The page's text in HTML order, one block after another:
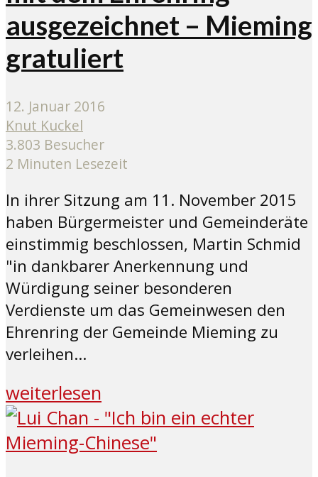
ausgezeichnet – Mieming
gratuliert
12. Januar 2016
Knut Kuckel
3.803 Besucher
2 Minuten Lesezeit
In ihrer Sitzung am 11. November 2015
haben Bürgermeister und Gemeinderäte
einstimmig beschlossen, Martin Schmid
"in dankbarer Anerkennung und
Würdigung seiner besonderen
Verdienste um das Gemeinwesen den
Ehrenring der Gemeinde Mieming zu
verleihen...
weiterlesen